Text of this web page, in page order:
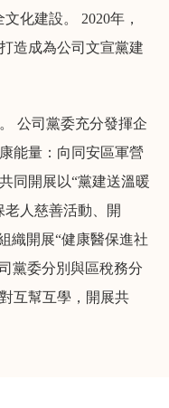
化建設。 2020年，
造成為公司文宣黨建
公司黨委充分發揮企
能量：向同安區軍營
同開展以“黨建送溫暖
老人慈善活動、開
織開展“健康醫保進社
黨委分別與區稅務分
互幫互學，開展共